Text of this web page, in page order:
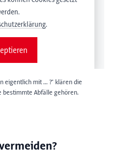
.
eigentlich mit ... ?" klären die
bestimmte Abfälle gehören.